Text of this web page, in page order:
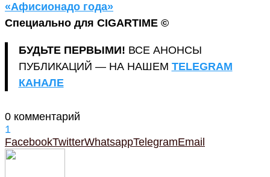
«Афисионадо года»
Специально для CIGARTIME ©
БУДЬТЕ ПЕРВЫМИ! ВСЕ АНОНСЫ
ПУБЛИКАЦИЙ — НА НАШЕМ TELEGRAM
КАНАЛЕ
0 комментарий
1
FacebookTwitterWhatsappTelegramEmail